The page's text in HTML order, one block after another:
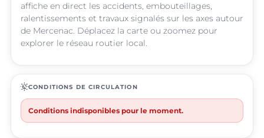
affiche en direct les accidents, embouteillages,
ralentissements et travaux signalés sur les axes autour
de Mercenac. Déplacez la carte ou zoomez pour
explorer le réseau routier local.
routineCONDITIONS DE CIRCULATION
Conditions indisponibles pour le moment.